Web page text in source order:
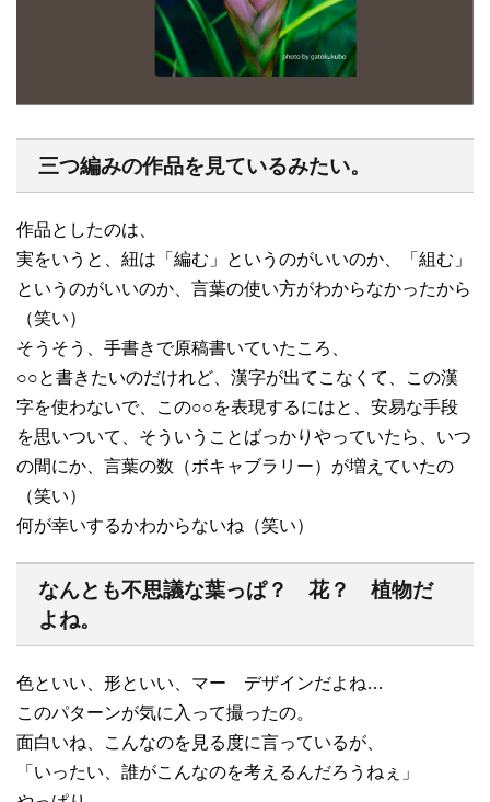
三つ編みの作品を見ているみたい。
作品としたのは、
実をいうと、紐は「編む」というのがいいのか、「組む」
というのがいいのか、言葉の使い方がわからなかったから
（笑い）
そうそう、手書きで原稿書いていたころ、
○○と書きたいのだけれど、漢字が出てこなくて、この漢
字を使わないで、この○○を表現するにはと、安易な手段
を思いついて、そういうことばっかりやっていたら、いつ
の間にか、言葉の数（ボキャブラリー）が増えていたの
（笑い）
何が幸いするかわからないね（笑い）
なんとも不思議な葉っぱ？ 花？ 植物だ
よね。
色といい、形といい、マー デザインだよね…
このパターンが気に入って撮ったの。
面白いね、こんなのを見る度に言っているが、
「いったい、誰がこんなのを考えるんだろうねぇ」